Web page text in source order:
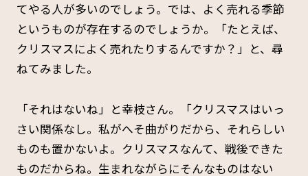
てやる人が多いのでしょう。では、よく売れる季節
というものが存在するのでしょうか。「たとえば、
クリスマスによく売れたりするんですか？」と、尋
ねてみました。
「それはないね」と幸枝さん。「クリスマスはいっ
さい関係なし。私がへそ曲がりだから、それらしい
ものも置かないよ。クリスマスなんて、戦後できた
ものだからね。生まれながらにそんなものはない